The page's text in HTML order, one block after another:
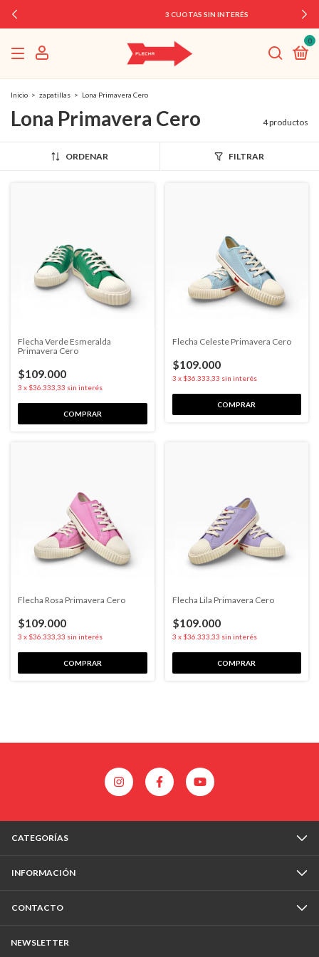
3 CUOTAS SIN INTERÉS
0
Inicio > zapatillas > Lona Primavera Cero
Lona Primavera Cero 4 productos
ORDENAR FILTRAR
Flecha Verde Esmeralda
Primavera Cero
$109.000
3 x $36.333,33 sin interés
COMPRAR
Flecha Celeste Primavera Cero
$109.000
3 x $36.333,33 sin interés
COMPRAR
Flecha Rosa Primavera Cero
$109.000
3 x $36.333,33 sin interés
COMPRAR
Flecha Lila Primavera Cero
$109.000
3 x $36.333,33 sin interés
COMPRAR
CATEGORÍAS
INFORMACIÓN
CONTACTO
NEWSLETTER